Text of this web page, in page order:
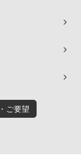
ご要望